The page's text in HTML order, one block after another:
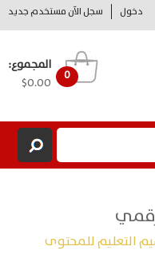
دخول سجل الآن مستخدم جديد
0
المجموع:
$0.00
التعليم للمحتوى